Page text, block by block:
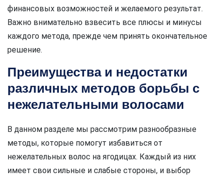
финансовых возможностей и желаемого результат.
Важно внимательно взвесить все плюсы и минусы
каждого метода, прежде чем принять окончательное
решение.
Преимущества и недостатки
различных методов борьбы с
нежелательными волосами
В данном разделе мы рассмотрим разнообразные
методы, которые помогут избавиться от
нежелательных волос на ягодицах. Каждый из них
имеет свои сильные и слабые стороны, и выбор